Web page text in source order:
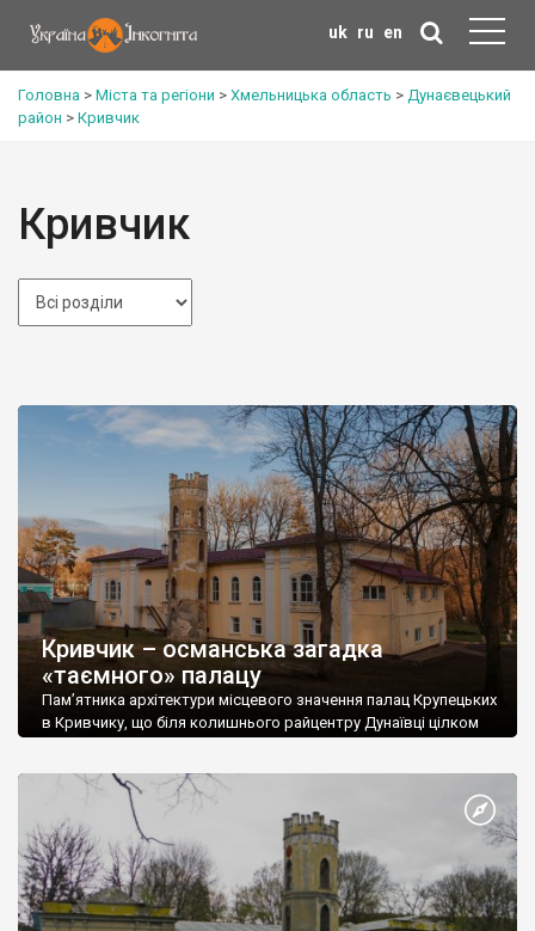
uk ru en
Головна > Міста та регіони > Хмельницька область > Дунаєвецький
район > Кривчик
Кривчик
Кривчик – османська загадка
«таємного» палацу
Пам’ятника архітектури місцевого значення палац Крупецьких
в Кривчику, що біля колишнього райцентру Дунаївці цілком
знаходиться психоневрологічний інтернат. Подібні заклади в
усьому світі досить закриті і стороннім до таких потрапити
вкрай складно, не кажучи вже про туристів. Палац у Кривчику
[…]